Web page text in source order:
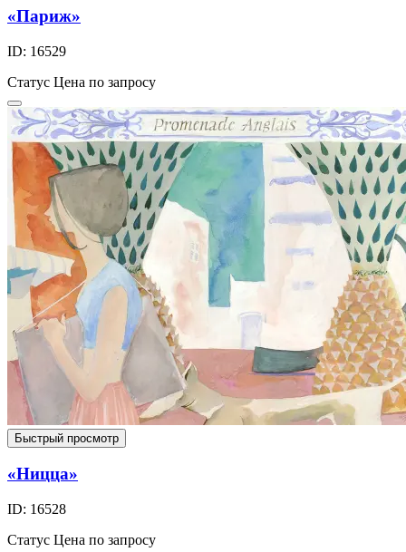
«Париж»
ID: 16529
Статус Цена по запросу
Быстрый просмотр
«Ницца»
ID: 16528
Статус Цена по запросу